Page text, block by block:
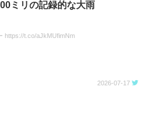
ミリの記録的な大雨
https://t.co/aJkMUfimNm
2026-07-17